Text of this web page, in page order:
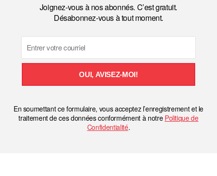
Joignez-vous à nos abonnés. C’est gratuit.
Désabonnez-vous à tout moment.
OUI, AVISEZ-MOI!
En soumettant ce formulaire, vous acceptez l’enregistrement et le
traitement de ces données conformément à notre Politique de
Confidentialité.